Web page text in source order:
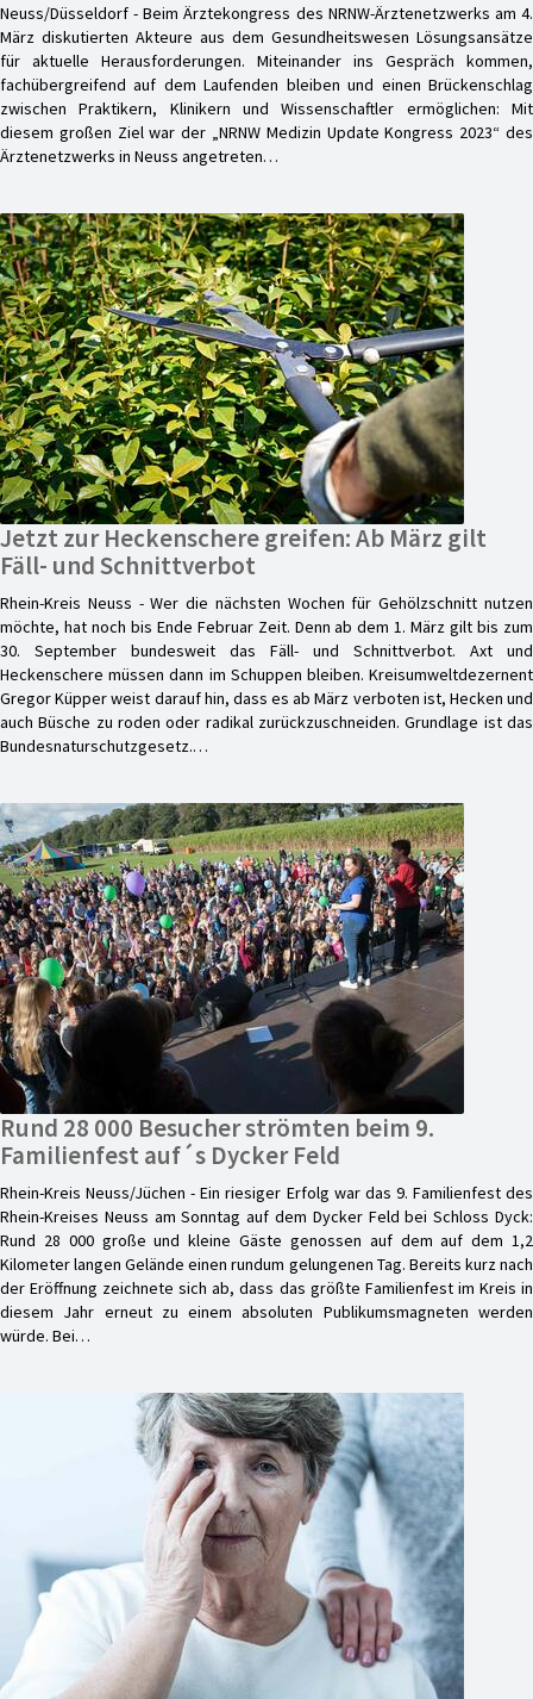
Neuss/Düsseldorf - Beim Ärztekongress des NRNW-Ärztenetzwerks am 4.
März diskutierten Akteure aus dem Gesundheitswesen Lösungsansätze
für aktuelle Herausforderungen. Miteinander ins Gespräch kommen,
fachübergreifend auf dem Laufenden bleiben und einen Brückenschlag
zwischen Praktikern, Klinikern und Wissenschaftler ermöglichen: Mit
diesem großen Ziel war der „NRNW Medizin Update Kongress 2023“ des
Ärztenetzwerks in Neuss angetreten…
Jetzt zur Heckenschere greifen: Ab März gilt
Fäll- und Schnittverbot
Rhein-Kreis Neuss - Wer die nächsten Wochen für Gehölzschnitt nutzen
möchte, hat noch bis Ende Februar Zeit. Denn ab dem 1. März gilt bis zum
30. September bundesweit das Fäll- und Schnittverbot. Axt und
Heckenschere müssen dann im Schuppen bleiben. Kreisumweltdezernent
Gregor Küpper weist darauf hin, dass es ab März verboten ist, Hecken und
auch Büsche zu roden oder radikal zurückzuschneiden. Grundlage ist das
Bundesnaturschutzgesetz.…
Rund 28 000 Besucher strömten beim 9.
Familienfest auf´s Dycker Feld
Rhein-Kreis Neuss/Jüchen - Ein riesiger Erfolg war das 9. Familienfest des
Rhein-Kreises Neuss am Sonntag auf dem Dycker Feld bei Schloss Dyck:
Rund 28 000 große und kleine Gäste genossen auf dem auf dem 1,2
Kilometer langen Gelände einen rundum gelungenen Tag. Bereits kurz nach
der Eröffnung zeichnete sich ab, dass das größte Familienfest im Kreis in
diesem Jahr erneut zu einem absoluten Publikumsmagneten werden
würde. Bei…